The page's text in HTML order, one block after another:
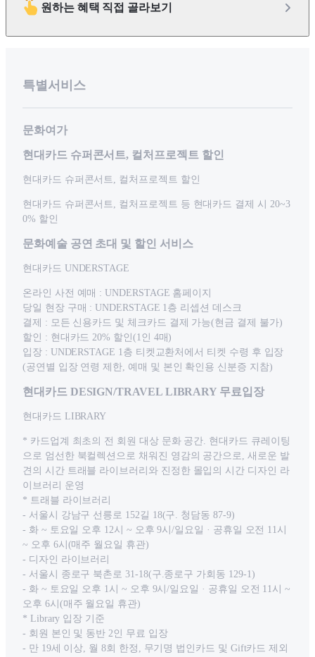
원하는 혜택 직접 골라보기
특별서비스
문화여가
현대카드 슈퍼콘서트, 컬처프로젝트 할인
현대카드 슈퍼콘서트, 컬처프로젝트 할인
현대카드 슈퍼콘서트, 컬처프로젝트 등 현대카드 결제 시 20~3
0% 할인
문화예술 공연 초대 및 할인 서비스
현대카드 UNDERSTAGE
온라인 사전 예매 : UNDERSTAGE 홈페이지
당일 현장 구매 : UNDERSTAGE 1층 리셉션 데스크
결제 : 모든 신용카드 및 체크카드 결제 가능(현금 결제 불가)
할인 : 현대카드 20% 할인(1인 4매)
입장 : UNDERSTAGE 1층 티켓교환처에서 티켓 수령 후 입장
(공연별 입장 연령 제한, 예매 및 본인 확인용 신분증 지참)
현대카드 DESIGN/TRAVEL LIBRARY 무료입장
현대카드 LIBRARY
* 카드업계 최초의 전 회원 대상 문화 공간. 현대카드 큐레이팅
으로 엄선한 북컬렉션으로 채워진 영감의 공간으로, 새로운 발
견의 시간 트래블 라이브러리와 진정한 몰입의 시간 디자인 라
이브러리 운영
* 트래블 라이브러리
- 서울시 강남구 선릉로 152길 18(구. 청담동 87-9)
- 화 ~ 토요일 오후 12시 ~ 오후 9시/일요일 · 공휴일 오전 11시
~ 오후 6시(매주 월요일 휴관)
- 디자인 라이브러리
- 서울시 종로구 북촌로 31-18(구.종로구 가회동 129-1)
- 화 ~ 토요일 오후 1시 ~ 오후 9시/일요일 · 공휴일 오전 11시 ~
오후 6시(매주 월요일 휴관)
* Library 입장 기준
- 회원 본인 및 동반 2인 무료 입장
- 만 19세 이상, 월 8회 한정, 무기명 법인카드 및 Gift카드 제외